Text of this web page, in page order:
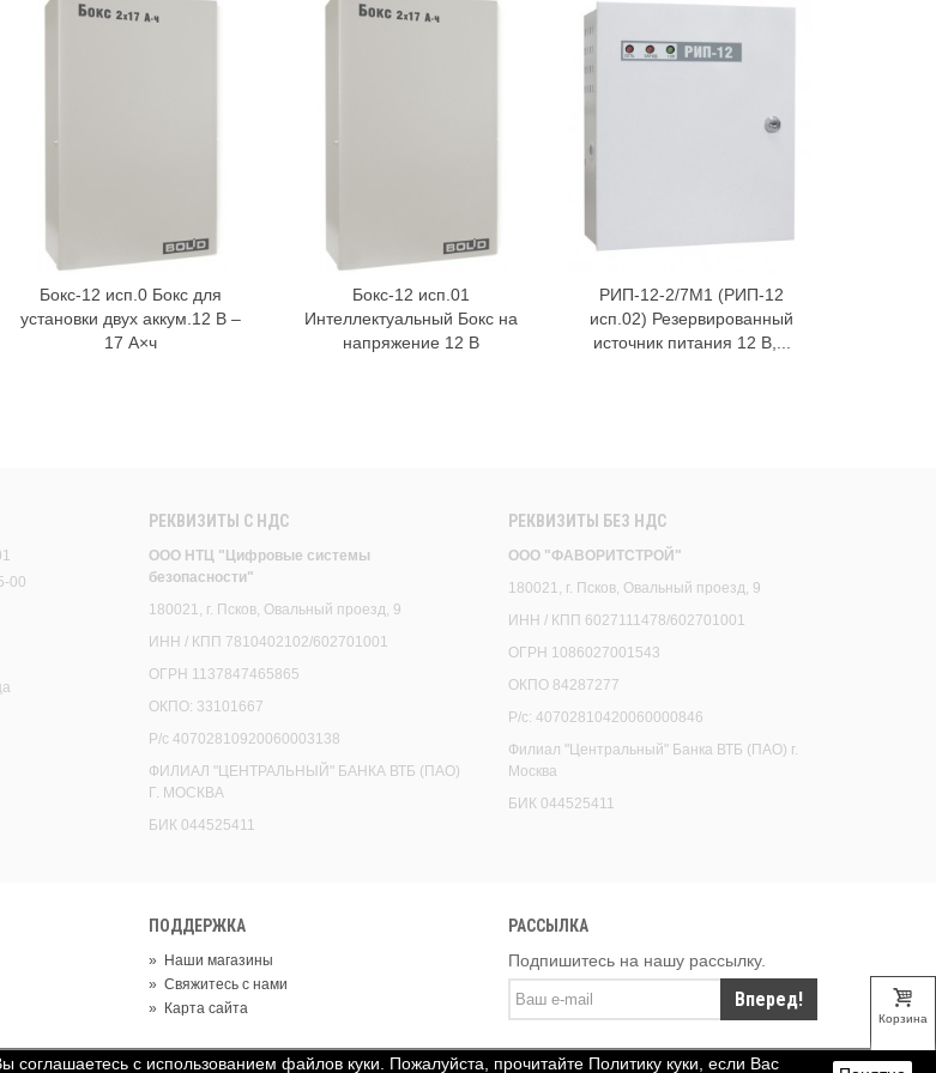
В корзину
Бокс-12 исп.0 Бокс для
установки двух аккум.12 В –
17 А×ч
В корзину
Бокс-12 исп.01
Интеллектуальный Бокс на
напряжение 12 В
В корзину
РИП-12-2/7М1 (РИП-12
исп.02) Резервированный
источник питания 12 В,...
00
РЕКВИЗИТЫ C НДС
ООО НТЦ "Цифровые системы
безопасности"
180021, г. Псков, Овальный проезд, 9
ИНН / КПП 7810402102/602701001
ОГРН 1137847465865
ОКПО: 33101667
Р/с 40702810920060003138
ФИЛИАЛ "ЦЕНТРАЛЬНЫЙ" БАНКА ВТБ (ПАО)
Г. МОСКВА
БИК 044525411
РЕКВИЗИТЫ БЕЗ НДС
ООО "ФАВОРИТСТРОЙ"
180021, г. Псков, Овальный проезд, 9
ИНН / КПП 6027111478/602701001
ОГРН 1086027001543
ОКПО 84287277
Р/с: 40702810420060000846
Филиал "Центральный" Банка ВТБ (ПАО) г.
Москва
БИК 044525411
ПОДДЕРЖКА
» Наши магазины
» Свяжитесь с нами
» Карта сайта
РАССЫЛКА
Подпишитесь на нашу рассылку.
Вперед!
соглашаетесь с использованием файлов куки. Пожалуйста, прочитайте Политику куки, если Вас
Корзина